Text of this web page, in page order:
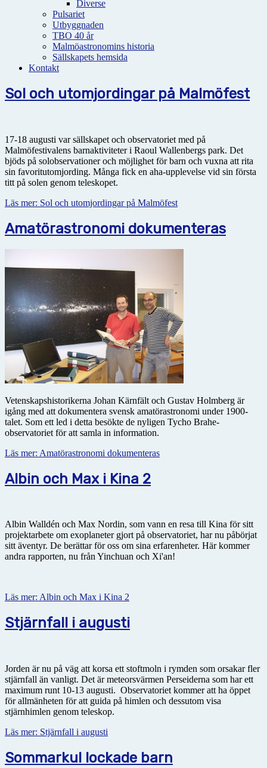
Diverse
Pulsariet
Utbyggnaden
TBO 40 år
Malmöastronomins historia
Sällskapets hemsida
Kontakt
Sol och utomjordingar på Malmöfest
17-18 augusti var sällskapet och observatoriet med på
Malmöfestivalens barnaktiviteter i Raoul Wallenbergs park. Det
bjöds på solobservationer och möjlighet för barn och vuxna att rita
sin favoritutomjording. Många fick en aha-upplevelse vid sin första
titt på solen genom teleskopet.
Läs mer: Sol och utomjordingar på Malmöfest
Amatörastronomi dokumenteras
Vetenskapshistorikerna Johan Kärnfält och Gustav Holmberg är
igång med att dokumentera svensk amatörastronomi under 1900-
talet. Som ett led i detta besökte de nyligen Tycho Brahe-
observatoriet för att samla in information.
Läs mer: Amatörastronomi dokumenteras
Albin och Max i Kina 2
Albin Walldén och Max Nordin, som vann en resa till Kina för sitt
projektarbete om exoplaneter gjort på observatoriet, har nu påbörjat
sitt äventyr. De berättar för oss om sina erfarenheter. Här kommer
andra rapporten, nu från Yinchuan och Xi'an!
Läs mer: Albin och Max i Kina 2
Stjärnfall i augusti
Jorden är nu på väg att korsa ett stoftmoln i rymden som orsakar fler
stjärnfall än vanligt. Det är meteorsvärmen Perseiderna som har ett
maximum runt 10-13 augusti. Observatoriet kommer att ha öppet
för allmänheten för att guida på himlen och dessutom visa
stjärnhimlen genom teleskop.
Läs mer: Stjärnfall i augusti
Sommarkul lockade barn